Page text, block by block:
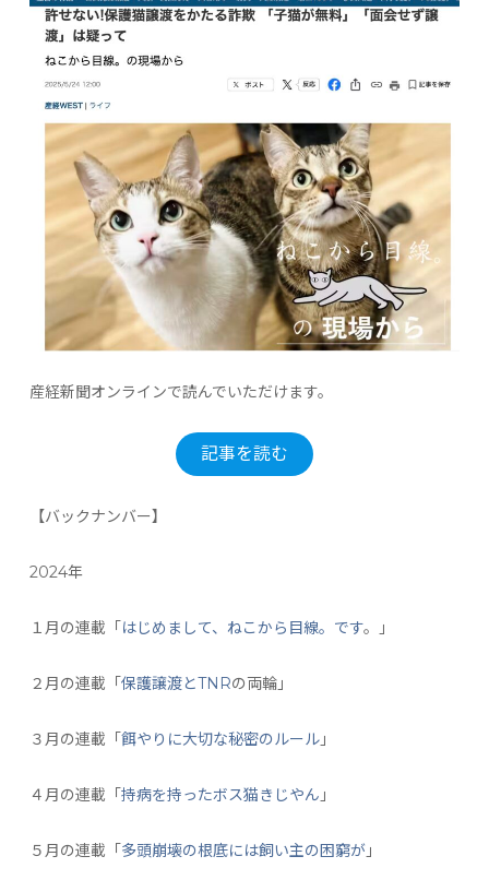
産経新聞オンラインで読んでいただけます。
記事を読む
【バックナンバー】
2024年
１月の連載「はじめまして、ねこから目線。です。」
２月の連載「保護譲渡とTNRの両輪」
３月の連載「餌やりに大切な秘密のルール 」
４月の連載「持病を持ったボス猫きじやん 」
５月の連載「多頭崩壊の根底には飼い主の困窮が 」